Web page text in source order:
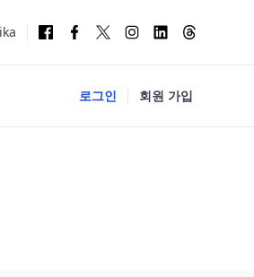
로그인 회원 가입